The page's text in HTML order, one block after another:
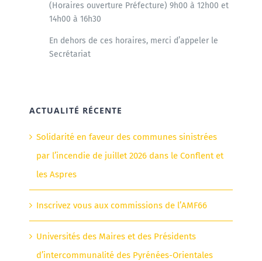
(Horaires ouverture Préfecture) 9h00 à 12h00 et
14h00 à 16h30
En dehors de ces horaires, merci d’appeler le
Secrétariat
ACTUALITÉ RÉCENTE
Solidarité en faveur des communes sinistrées
par l’incendie de juillet 2026 dans le Conflent et
les Aspres
Inscrivez vous aux commissions de l’AMF66
Universités des Maires et des Présidents
d’intercommunalité des Pyrénées-Orientales